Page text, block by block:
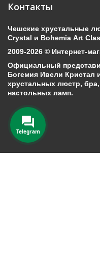
Контакты
Чешские хрустальные
Crystal и Bohemia Art
2009-2026 © Интернет-
Официальный
Богемия Ивели Кристал
хрустальных люстр,
настольных ламп.
Telegram